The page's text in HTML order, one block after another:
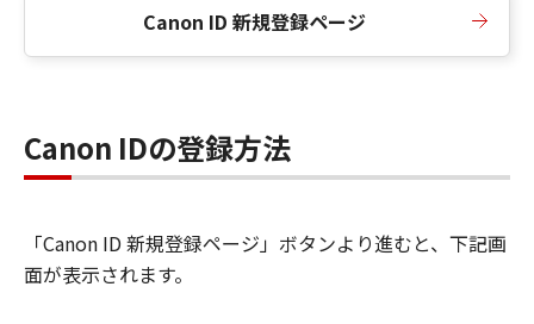
Canon ID 新規登録ページ
Canon IDの登録方法
「Canon ID 新規登録ページ」ボタンより進むと、下記画
面が表示されます。